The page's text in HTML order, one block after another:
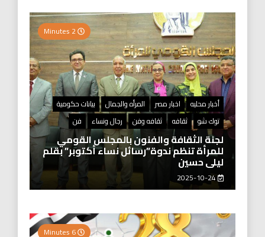
أخبار محليه اخبار مصر المرأه والجمال
بيانات حكومية
توك شو
ثقافه ثقافه وفن رجال ونساء فن
لجنة الثقافة والفنون بالمجلس القومي
للمرأة تنظم ندوة”رسائل نساء أكتوبر” بقلم
ليلى حسين